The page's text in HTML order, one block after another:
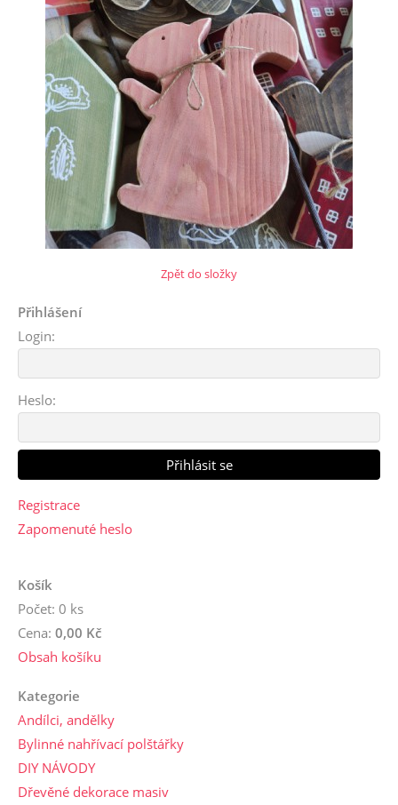
Zpět do složky
Přihlášení
Login:
Heslo:
Registrace
Zapomenuté heslo
Košík
Počet: 0 ks
Cena: 0,00 Kč
Obsah košíku
Kategorie
Andílci, andělky
Bylinné nahřívací polštářky
DIY NÁVODY
Dřevěné dekorace masiv